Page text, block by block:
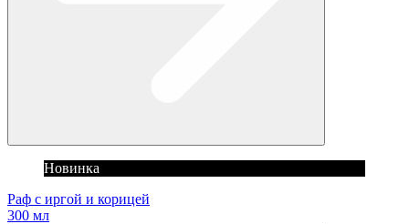
Новинка
Раф с иргой и корицей
300 мл